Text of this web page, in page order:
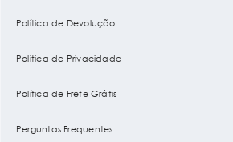
Política de Devolução
Política de Privacidade
Política de Frete Grátis
Perguntas Frequentes